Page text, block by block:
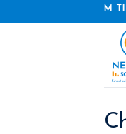
PHẨM TIẾT KIỆM